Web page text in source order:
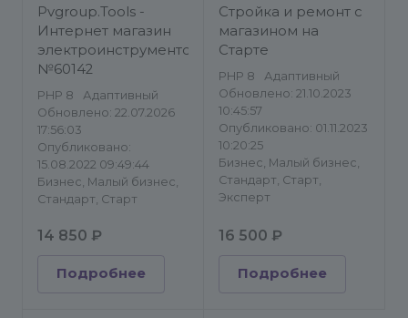
сайты/Строительство и
ремонт/Каталог
товаров, услуг
Pvgroup.Tools -
Интернет магазин
электроинструментов
№60142
PHP 8
Адаптивный
Обновлено: 22.07.2026
17:56:03
Опубликовано:
15.08.2022 09:49:44
Бизнес, Малый бизнес,
Стандарт, Старт
14 850 ₽
Подробнее
сайты/Строительство и
ремонт/Каталог
товаров, услуг
Стройка и ремонт с
магазином на
Старте
PHP 8
Адаптивный
Обновлено: 21.10.2023
10:45:57
Опубликовано: 01.11.2023
10:20:25
Бизнес, Малый бизнес,
Стандарт, Старт,
Эксперт
16 500 ₽
Подробнее